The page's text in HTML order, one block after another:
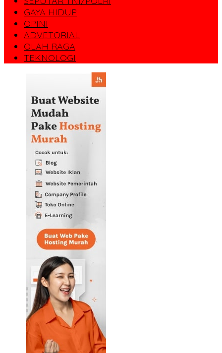
GAYA HIDUP
OPINI
ADVETORIAL
OLAH RAGA
TEKNOLOGI